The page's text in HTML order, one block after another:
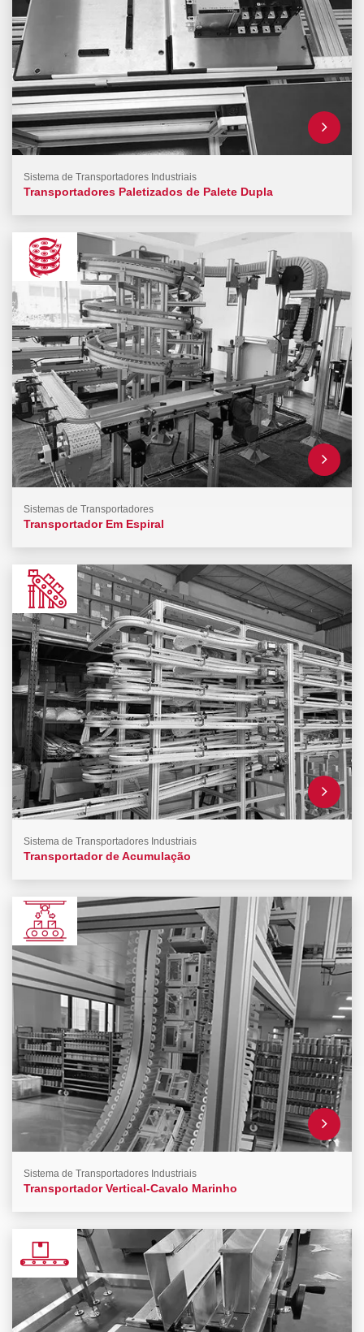
Sistema de Transportadores Industriais
Transportadores Paletizados de Palete Dupla
Sistemas de Transportadores
Transportador Em Espiral
Sistema de Transportadores Industriais
Transportador de Acumulação
Sistema de Transportadores Industriais
Transportador Vertical-Cavalo Marinho